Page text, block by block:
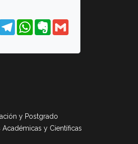
TelegramWhatsApp
Evernote
y Postgrado
y Científicas